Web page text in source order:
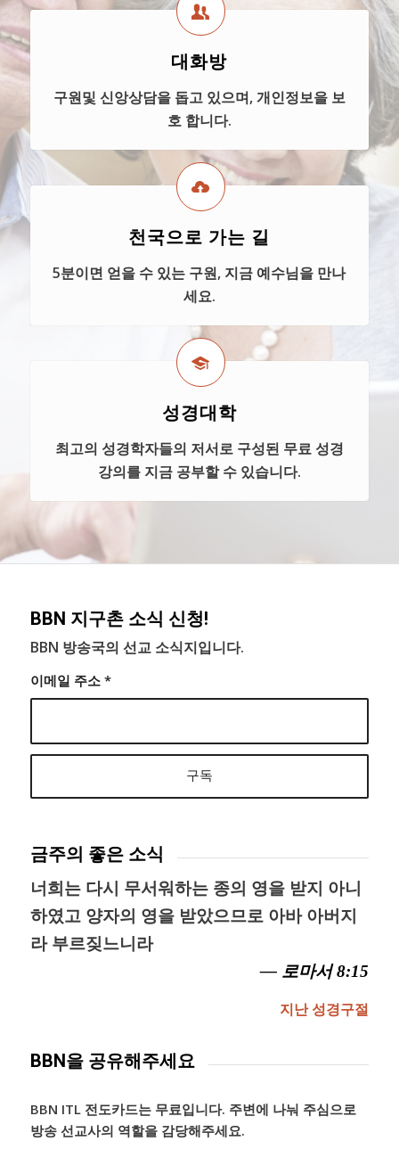
대화방
구원및 신앙상담을 돕고 있으며, 개인정보을 보
호 합니다.
천국으로 가는 길
5분이면 얻을 수 있는 구원, 지금 예수님을 만나
세요.
성경대학
최고의 성경학자들의 저서로 구성된 무료 성경
강의를 지금 공부할 수 있습니다.
BBN 지구촌 소식 신청!
BBN 방송국의 선교 소식지입니다.
이메일 주소 *
금주의 좋은 소식
너희는 다시 무서워하는 종의 영을 받지 아니
하였고 양자의 영을 받았으므로 아바 아버지
라 부르짖느니라
— 로마서 8:15
지난 성경구절
BBN을 공유해주세요
BBN ITL 전도카드는 무료입니다. 주변에 나눠 주심으로
방송 선교사의 역할을 감당해주세요.